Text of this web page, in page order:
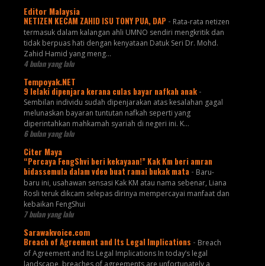
Editor Malaysia
NETIZEN KECAM ZAHID ISU TONY PUA, DAP - Rata-rata netizen
termasuk dalam kalangan ahli UMNO sendiri mengkritik dan
tidak berpuas hati dengan kenyataan Datuk Seri Dr. Mohd.
Zahid Hamid yang meng...
4 bulan yang lalu
Tempoyak.NET
9 lelaki dipenjara kerana culas bayar nafkah anak -
Sembilan individu sudah dipenjarakan atas kesalahan gagal
melunaskan bayaran tuntutan nafkah seperti yang
diperintahkan mahkamah syariah di negeri ini. K...
6 bulan yang lalu
Citer Maya
“Percaya FengShvi beri kekayaan!” Kak Km beri amran
bidassemula dalam vdeo buat ramai bukak mata - Baru-
baru ini, usahawan sensasi Kak KM atau nama sebenar, Liana
Rosli teruk dikcam selepas dirinya mempercayai manfaat dan
kebaikan FengShui
7 bulan yang lalu
Sarawakvoice.com
Breach of Agreement and Its Legal Implications - Breach
of Agreement and Its Legal Implications In today’s legal